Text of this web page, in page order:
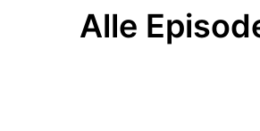
Alle